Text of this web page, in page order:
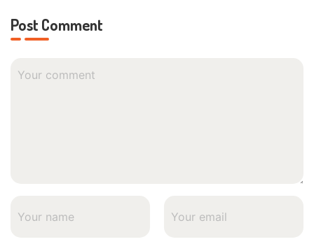
Post Comment